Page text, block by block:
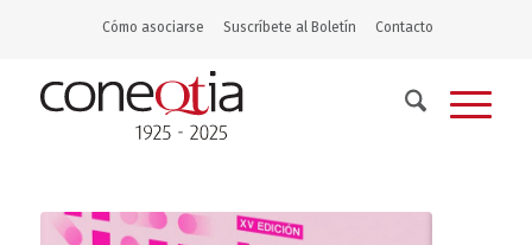
Cómo asociarse Suscríbete al Boletín Contacto